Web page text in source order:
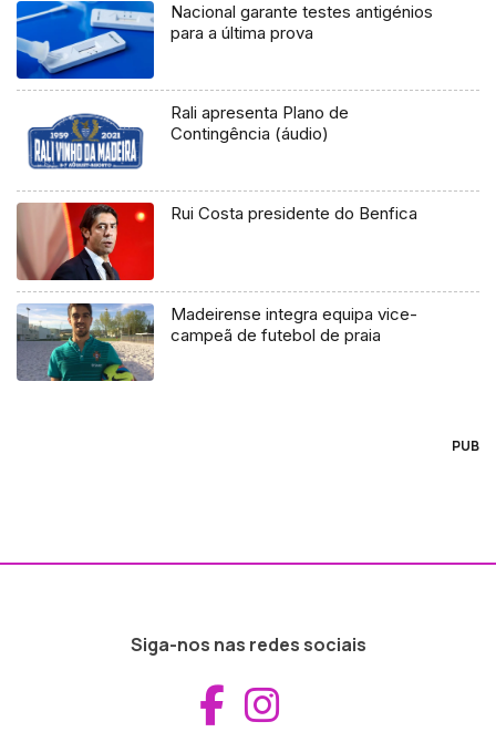
Nacional garante testes antigénios
para a última prova
Rali apresenta Plano de
Contingência (áudio)
Rui Costa presidente do Benfica
Madeirense integra equipa vice-
campeã de futebol de praia
PUB
Siga-nos nas redes sociais
Aceder ao